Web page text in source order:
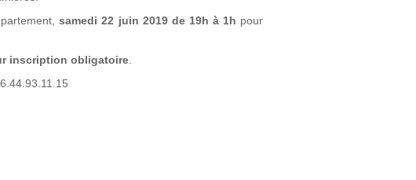
samedi 22 juin 2019 de 19h à 1h pour
inscription obligatoire